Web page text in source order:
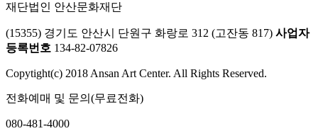
재단법인 안산문화재단
(15355) 경기도 안산시 단원구 화랑로 312 (고잔동 817) 사업자
등록번호 134-82-07826
Copytight(c) 2018 Ansan Art Center. All Rights Reserved.
전화예매 및 문의(무료전화)
080-481-4000